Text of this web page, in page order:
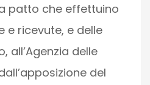
patto che effettuino
ricevute, e delle
all’Agenzia delle
del